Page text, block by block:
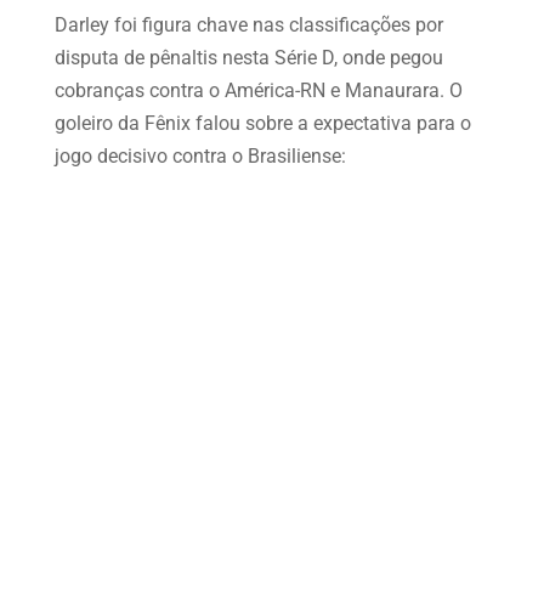
Darley foi figura chave nas classificações por
disputa de pênaltis nesta Série D, onde pegou
cobranças contra o América-RN e Manaurara. O
goleiro da Fênix falou sobre a expectativa para o
jogo decisivo contra o Brasiliense: